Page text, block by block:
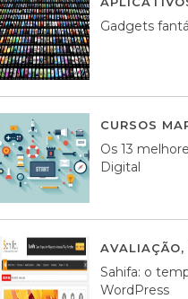
Gadgets
CURSOS
Os 13
Digital
AVALIAÇÃO,
Sahifa: o
WordPress